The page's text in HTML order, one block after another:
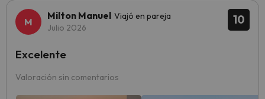
10
Milton Manuel Viajó en pareja
Julio 2026
Valoración sin comentarios
Excelente